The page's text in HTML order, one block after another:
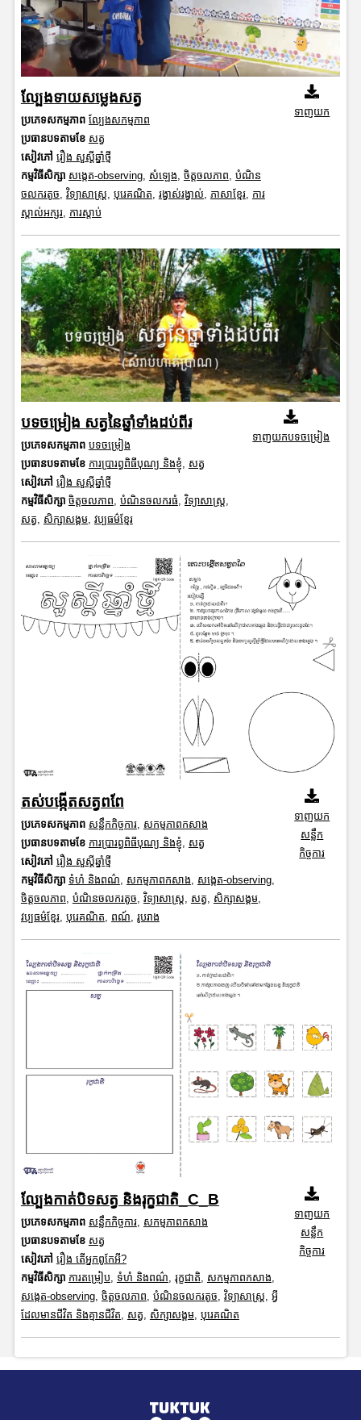
ល្បែងទាយសម្លេងសត្វ
ប្រភេទសកម្មភាព ល្បែងសកម្មភាព
ប្រធានបទតាមខែ សត្វ
សៀវភៅ រឿង សួស្តីឆ្នាំថ្មី
កម្មវិធីសិក្សា សង្កេត-observing, សំឡេង ចិត្តចលភាព បំណិន
ចលករតូច វិទ្យាសាស្រ្ត បុរេគណិត រង្វាស់រង្វាល់ ភាសាខ្មែរ, ការ
ស្គាល់អក្សរ, ការស្តាប់
ទាញយក
បទចម្រៀង សត្វនៃឆ្នាំទាំងដប់ពីរ
ប្រភេទសកម្មភាព បទចម្រៀង
ប្រធានបទតាមខែ ការប្រារព្ធពិធីបុណ្យ និងខ្ញុំ
សត្វ
សៀវភៅ រឿង សួស្តីឆ្នាំថ្មី
កម្មវិធីសិក្សា ចិត្តចលភាព បំណិនចលករធំ វិទ្យាសាស្រ្ត
សត្វ
សិក្សាសង្គម, វប្បធម៌ខ្មែរ
ទាញយកបទចម្រៀង
តស់បង្កើតសត្វពពែ
ប្រភេទសកម្មភាព សន្លឹកកិច្ចការ, សកម្មភាពកសាង
ប្រធានបទតាមខែ ការប្រារព្ធពិធីបុណ្យ និងខ្ញុំ
សត្វ
សៀវភៅ រឿង សួស្តីឆ្នាំថ្មី
កម្មវិធីសិក្សា ទំហំ និងពណ៌ សកម្មភាពកសាង សង្កេត-observing,
ចិត្តចលភាព បំណិនចលករតូច វិទ្យាសាស្រ្ត សត្វ សិក្សាសង្គម,
វប្បធម៌ខ្មែរ, បុរេគណិត ពណ៍ រូបរាង
ទាញយក
សន្លឹក
កិច្ចការ
ល្បែងកាត់បិទសត្វ និងរុក្ខជាតិ_C_B
ប្រភេទសកម្មភាព សន្លឹកកិច្ចការ, សកម្មភាពកសាង
ប្រធានបទតាមខែ សត្វ
សៀវភៅ រឿង តើអ្នកពូកែអី?
កម្មវិធីសិក្សា ការតម្រៀប, ទំហំ និងពណ៌, រុក្ខជាតិ, សកម្មភាពកសាង,
សង្កេត-observing, ចិត្តចលភាព, បំណិនចលករតូច, វិទ្យាសាស្រ្ត, អ្វី
ដែលមានជីវិត និងគ្មានជីវិត, សត្វ, សិក្សាសង្គម, បុរេគណិត
ទាញយក
សន្លឹក
កិច្ចការ